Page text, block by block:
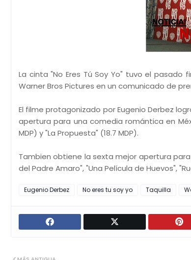
La cinta "No Eres Tú Soy Yo" tuvo el
Warner Bros Pictures en un comunicado de
El filme protagonizado por Eugenio Derbez
apertura para una comedia romántica en
MDP) y "La Propuesta" (18.7 MDP).
Tambien obtiene la sexta mejor apertura
del Padre Amaro", "Una Película de Huevos",
Eugenio Derbez No eres tu soy yo Taquilla